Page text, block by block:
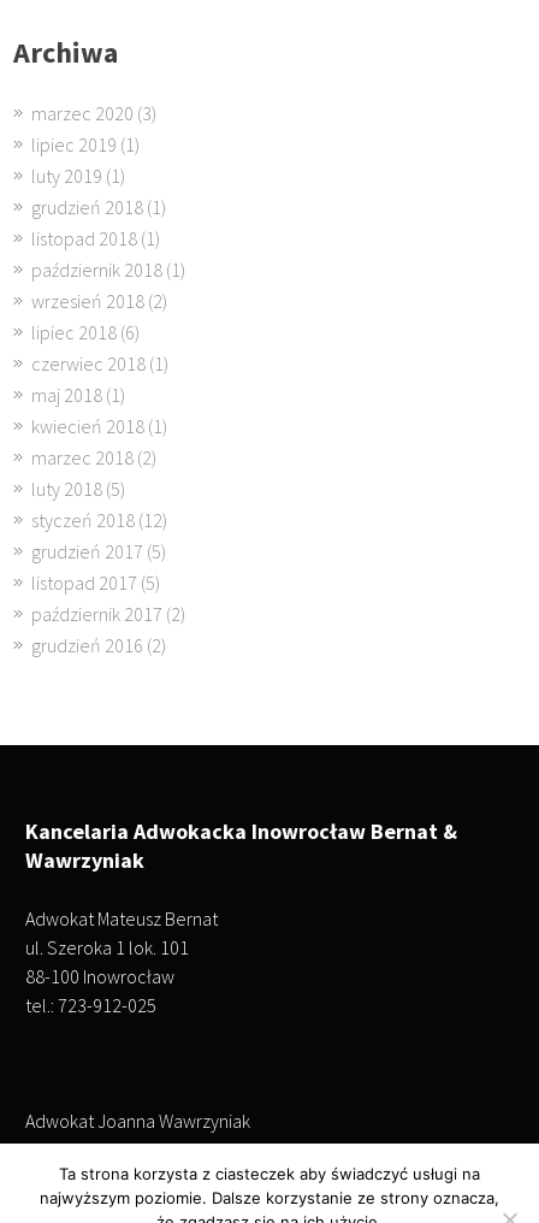
Archiwa
marzec 2020 (3)
lipiec 2019 (1)
luty 2019 (1)
grudzień 2018 (1)
listopad 2018 (1)
październik 2018 (1)
wrzesień 2018 (2)
lipiec 2018 (6)
czerwiec 2018 (1)
maj 2018 (1)
kwiecień 2018 (1)
marzec 2018 (2)
luty 2018 (5)
styczeń 2018 (12)
grudzień 2017 (5)
listopad 2017 (5)
październik 2017 (2)
grudzień 2016 (2)
Kancelaria Adwokacka Inowrocław Bernat &
Wawrzyniak
Adwokat Mateusz Bernat
ul. Szeroka 1 lok. 101
88-100 Inowrocław
tel.: 723-912-025
Adwokat Joanna Wawrzyniak
ul. Szeroka 1 lok. 101
88-100 Inowrocław
tel.: 695-243-952
Ta strona korzysta z ciasteczek aby świadczyć usługi na
najwyższym poziomie. Dalsze korzystanie ze strony oznacza,